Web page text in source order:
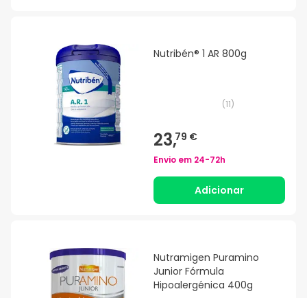
Nutribén® 1 AR 800g
(11)
23,79 €
Envio em 24-72h
Adicionar
Nutramigen Puramino
Junior Fórmula
Hipoalergénica 400g